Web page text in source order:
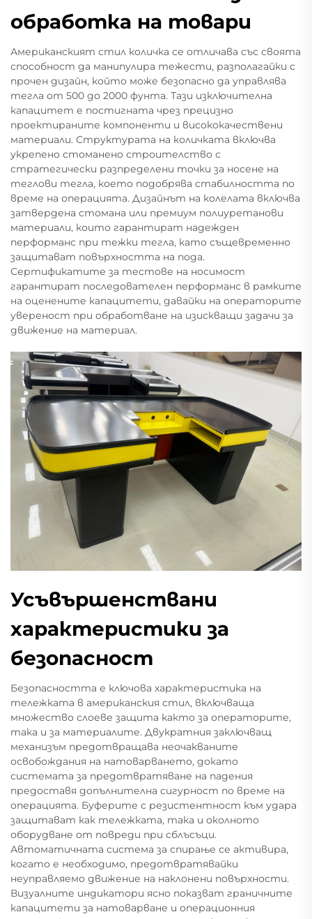
обработка на товари
Американският стил количка се отличава със своята
способност да манипулира тежести, разполагайки с
прочен дизайн, който може безопасно да управлява
тегла от 500 до 2000 фунта. Тази изключителна
капацитет е постигната чрез прецизно
проектираните компоненти и висококачествени
материали. Структурата на количката включва
укрепено стоманено строителство с
стратегически разпределени точки за носене на
теглови тегла, което подобрява стабилността по
време на операцията. Дизайнът на колелата включва
затвердена стомана или премиум полиуретанови
материали, които гарантират надежден
перформанс при тежки тегла, като същевременно
защитават повърхността на пода.
Сертификатите за тестове на носимост
гарантират последователен перформанс в рамките
на оценените капацитети, давайки на операторите
увереност при обработване на изискващи задачи за
движение на материал.
Усъвършенствани
характеристики за
безопасност
Безопасността е ключова характеристика на
тележката в американския стил, включваща
множество слоеве защита както за операторите,
така и за материалите. Двукратния заключващ
механизъм предотвращава неочакваните
освобождания на натоварването, докато
системата за предотвратяване на падения
предоставя допълнителна сигурност по време на
операцията. Буферите с резистентност към удара
защитават как тележката, така и околното
оборудване от повреди при сблъсъци.
Автоматичната система за спирање се активира,
когато е необходимо, предотвратявайки
неуправляемо движение на наклонени повърхности.
Визуалните индикатори ясно показват граничните
капацитети за натоварване и операционния